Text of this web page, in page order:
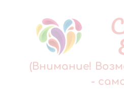
(Внимание!
-